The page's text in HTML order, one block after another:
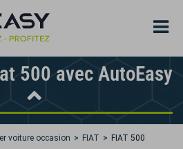
500 avec AutoEasy
voiture occasion FIAT FIAT 500